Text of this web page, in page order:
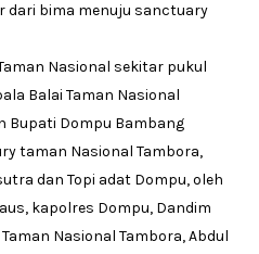
dari bima menuju sanctuary
Nasional sekitar pukul
Balai Taman Nasional
Bupati Dompu Bambang
taman Nasional Tambora,
dan Topi adat Dompu, oleh
kapolres Dompu, Dandim
Nasional Tambora, Abdul